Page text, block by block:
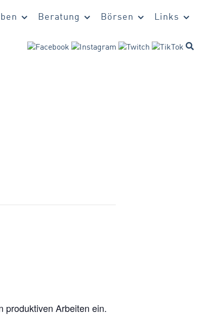
Beratung Börsen Links
produktiven Arbeiten ein.